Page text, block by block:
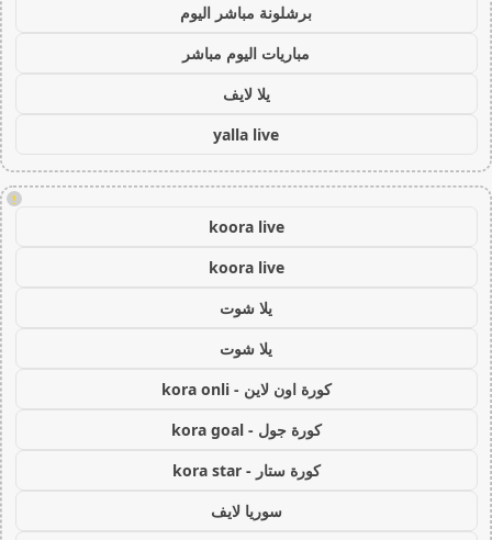
برشلونة مباشر اليوم
مباريات اليوم مباشر
يلا لايف
yalla live
!
koora live
koora live
يلا شوت
يلا شوت
كورة اون لاين - kora onli
كورة جول - kora goal
كورة ستار - kora star
سوريا لايف